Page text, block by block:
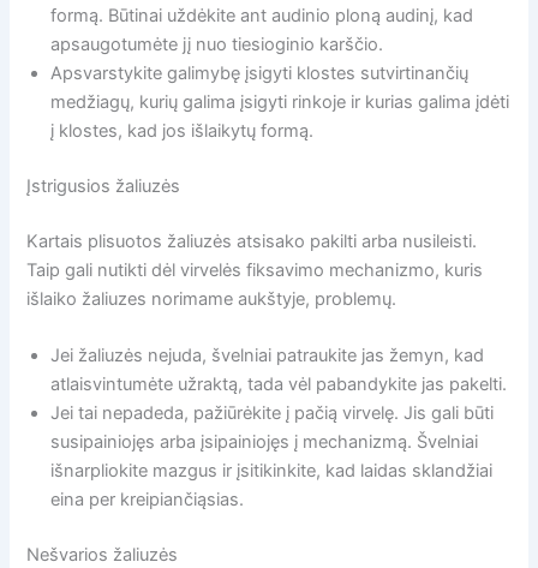
formą. Būtinai uždėkite ant audinio ploną audinį, kad
apsaugotumėte jį nuo tiesioginio karščio.
Apsvarstykite galimybę įsigyti klostes sutvirtinančių
medžiagų, kurių galima įsigyti rinkoje ir kurias galima įdėti
į klostes, kad jos išlaikytų formą.
Įstrigusios žaliuzės
Kartais plisuotos žaliuzės atsisako pakilti arba nusileisti.
Taip gali nutikti dėl virvelės fiksavimo mechanizmo, kuris
išlaiko žaliuzes norimame aukštyje, problemų.
Jei žaliuzės nejuda, švelniai patraukite jas žemyn, kad
atlaisvintumėte užraktą, tada vėl pabandykite jas pakelti.
Jei tai nepadeda, pažiūrėkite į pačią virvelę. Jis gali būti
susipainiojęs arba įsipainiojęs į mechanizmą. Švelniai
išnarpliokite mazgus ir įsitikinkite, kad laidas sklandžiai
eina per kreipiančiąsias.
Nešvarios žaliuzės